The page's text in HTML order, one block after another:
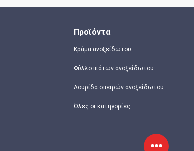
Προϊόντα
Κράμα ανοξείδωτου
Φύλλο πιάτων ανοξείδωτου
Λουρίδα σπειρών ανοξείδωτου
Όλες οι κατηγορίες